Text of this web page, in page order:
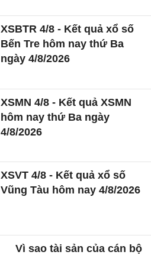
XSBTR 4/8 - Kết quả xổ số
Bến Tre hôm nay thứ Ba
ngày 4/8/2026
XSMN 4/8 - Kết quả XSMN
hôm nay thứ Ba ngày
4/8/2026
XSVT 4/8 - Kết quả xổ số
Vũng Tàu hôm nay 4/8/2026
Vì sao tài sản của cán bộ